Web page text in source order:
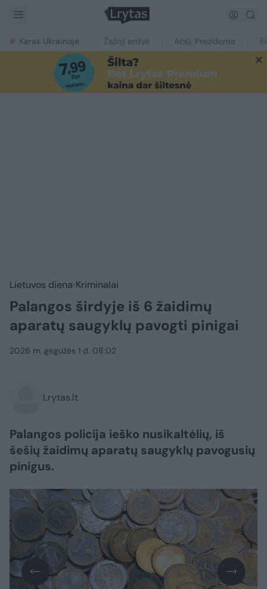
Karas Ukrainoje Žalioji erdvė Ačiū, Prezidente
Lietuvos diena Kriminalai
Palangos širdyje iš 6 žaidimų
aparatų saugyklų pavogti pinigai
2026 m. gegužės 1 d. 08:02
Lrytas.lt
Palangos policija ieško nusikaltėlių, iš
šešių žaidimų aparatų saugyklų pavogusių
pinigus.